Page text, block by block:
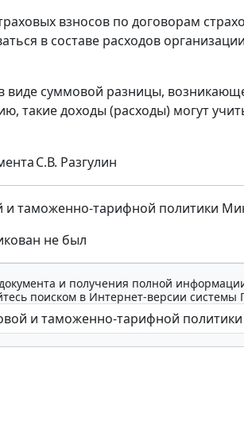
взносов по договорам
в составе расходов
виде суммовой разницы,
такие доходы (расходы) могут
С.В. Разгулин
таможенно-тарифной политики
не был
и получения полной
поиском в Интернет-версии системы